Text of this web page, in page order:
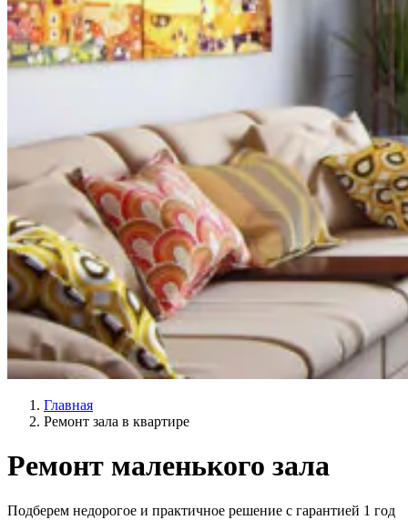
Главная
Ремонт зала в квартире
Ремонт маленького зала
Подберем недорогое и практичное решение с гарантией 1 год